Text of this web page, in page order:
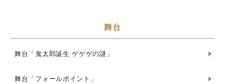
舞台
舞台「鬼太郎誕生 ゲゲゲの謎」
舞台「フォールポイント」